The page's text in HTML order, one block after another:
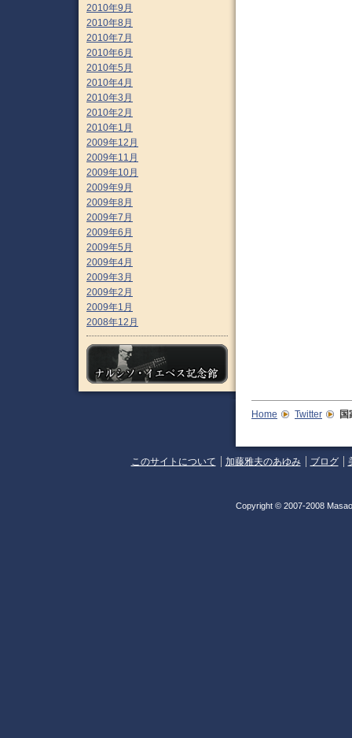
2010年9月
2010年8月
2010年7月
2010年6月
2010年5月
2010年4月
2010年3月
2010年2月
2010年1月
2009年12月
2009年11月
2009年10月
2009年9月
2009年8月
2009年7月
2009年6月
2009年5月
2009年4月
2009年3月
2009年2月
2009年1月
2008年12月
Home Twitter 国
このサイトについて 加藤雅夫のあゆみ ブログ
Copyright © 2007-2008